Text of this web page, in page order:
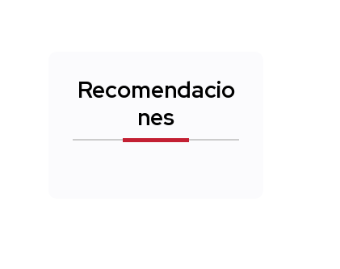
Recomendacio
nes